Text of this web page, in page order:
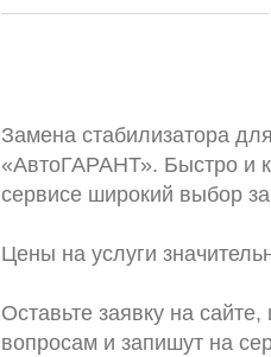
Замена стабилизатора
«АвтоГАРАНТ». Быстро и
сервисе широкий выбор
Цены на услуги
Оставьте заявку на
вопросам и запишут на